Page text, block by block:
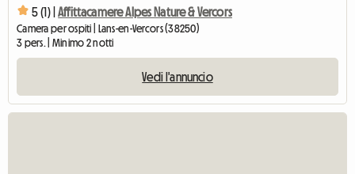
5 (1) | Affittacamere Alpes Nature & Vercors
Camera per ospiti | Lans-en-Vercors (38250)
3 pers. | Minimo 2 notti
Vedi l'annuncio